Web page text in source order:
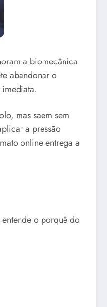
a biomecânica
abandonar o
mas saem sem
a pressão
online entrega a
o porquê do